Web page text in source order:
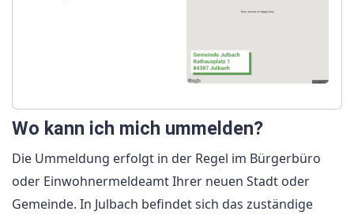
Wo kann ich mich ummelden?
Die Ummeldung erfolgt in der Regel im Bürgerbüro
oder Einwohnermeldeamt Ihrer neuen Stadt oder
Gemeinde. In Julbach befindet sich das zuständige